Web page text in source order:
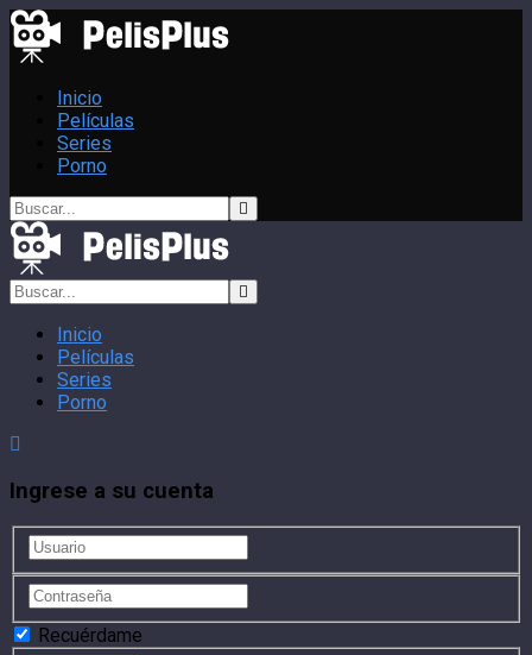
Inicio
Películas
Series
Porno
Inicio
Películas
Series
Porno
Ingrese a su cuenta
Recuérdame